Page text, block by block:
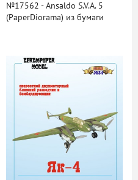
№17562 - Ansaldo S.V.A. 5
(PaperDiorama) из бумаги